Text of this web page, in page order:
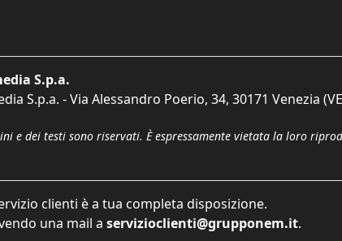
S.p.a.
S.p.a. - Via Alessandro Poerio, 34, 30171 Venezia
e dei testi sono riservati. È espressamente vietata la loro
clienti è a tua completa disposizione.
una mail a servizioclienti@grupponem.it.